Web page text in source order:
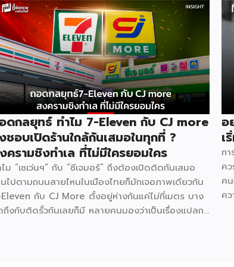
ดกลยุทธ์ ทำไม 7-Eleven กับ CJ more
ชอบเปิดร้านใกล้กันเสมอในทุกที่ ?
ครามชิงทำเล ที่ไม่มีใครยอมใคร
ไม “เซเว่นฯ” กับ “ซีเจมอร์” ถึงต้องเปิดติดกันเสมอ
นไปตามถนนสายไหนในเมืองไทยก็มักเจอภาพเดียวกัน
กับ CJ More ตั้งอยู่ห่างกันแค่ไม่กี่เมตร บาง
ถึงกับติดรั้วกันเลยก็มี หลายคนมองว่าเป็นเรื่องแปลก
อ
เ
ก
ค
ค
ค